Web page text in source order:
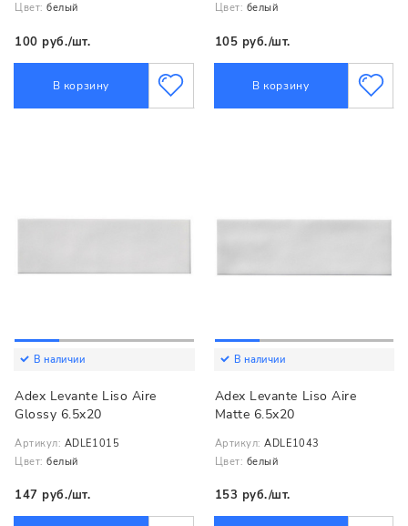
Цвет: белый
100 руб./шт.
В корзину
Цвет: белый
105 руб./шт.
В корзину
В наличии
Adex Levante Liso Aire
Glossy 6.5x20
Артикул: ADLE1015
Цвет: белый
147 руб./шт.
В наличии
Adex Levante Liso Aire
Matte 6.5x20
Артикул: ADLE1043
Цвет: белый
153 руб./шт.